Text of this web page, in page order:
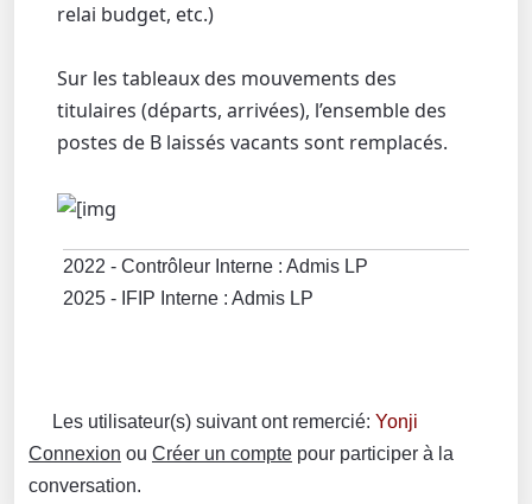
relai budget, etc.)
Sur les tableaux des mouvements des
titulaires (départs, arrivées), l’ensemble des
postes de B laissés vacants sont remplacés.
2022 - Contrôleur Interne : Admis LP
2025 - IFIP Interne : Admis LP
Les utilisateur(s) suivant ont remercié: Yonji
Connexion ou Créer un compte pour participer à la
conversation.